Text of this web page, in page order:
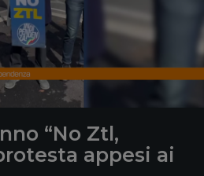
“No Ztl,
appesi ai